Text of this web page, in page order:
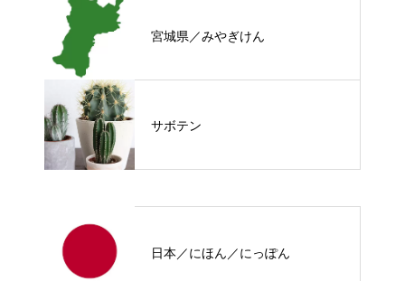
宮城県／みやぎけん
サボテン
日本／にほん／にっぽん